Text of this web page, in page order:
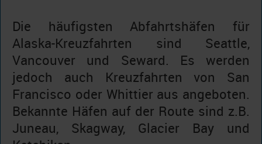
Die häufigsten Abfahrtshäfen für
Alaska-Kreuzfahrten sind Seattle,
Vancouver und Seward. Es werden
jedoch auch Kreuzfahrten von San
Francisco oder Whittier aus angeboten.
Bekannte Häfen auf der Route sind z.B.
Juneau, Skagway, Glacier Bay und